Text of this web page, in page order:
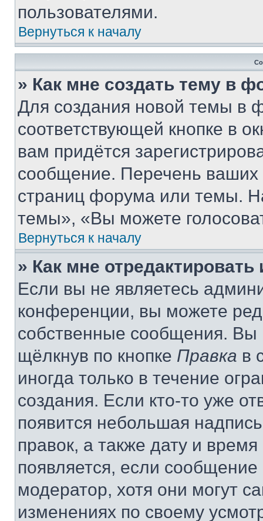
пользователями.
Вернуться к началу
» Как мне создать тему в
Для создания новой темы в
соответствующей кнопке в
вам придётся
сообщение. Перечень ваших
страниц форума или темы.
темы», «Вы можете
Вернуться к началу
» Как мне
Если вы не являетесь
конференции, вы можете
собственные сообщения. Вы
щёлкнув по кнопке Правка в
иногда только в течение
создания. Если кто-то уже
появится небольшая
правок, а также дату и
появляется, если
модератор, хотя они могут
изменениях по своему